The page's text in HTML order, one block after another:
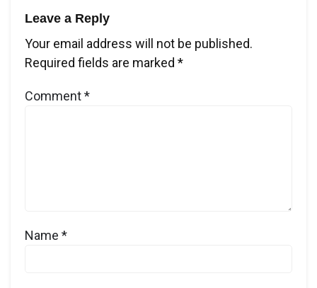
Leave a Reply
Your email address will not be published.
Required fields are marked *
Comment*
Name *